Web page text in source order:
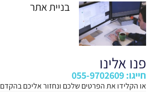
בניית אתר
פנו אלינו
חייגו: 055-9702609
או הקלידו את הפרטים שלכם ונחזור אליכם בהקדם